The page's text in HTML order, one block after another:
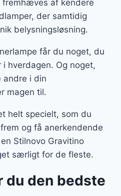
af kendere
der samtidig
belysningsløsning.
får du noget, du
hverdagen. Og noget,
andre i din
magen til.
helt specielt, som du
og få anerkendende
Stilnovo Gravitino
særligt for de fleste.
du den bedste